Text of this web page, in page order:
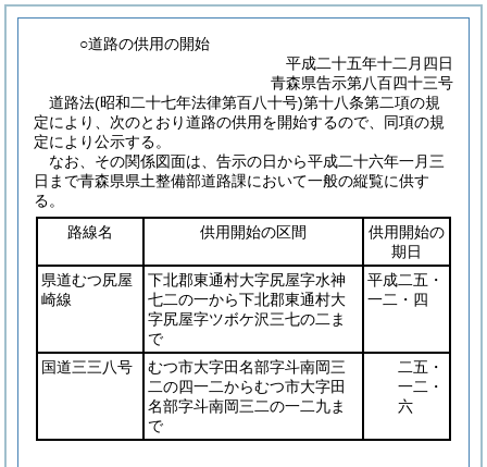
○道路の供用の開始
平成二十五年十二月四日
青森県告示第八百四十三号
道路法(昭和二十七年法律第百八十号)第十八条第二項の規
定により、次のとおり道路の供用を開始するので、同項の規
定により公示する。
なお、その関係図面は、告示の日から平成二十六年一月三
日まで青森県県土整備部道路課において一般の縦覧に供す
る。
路線名
供用開始の区間
供用開始の
期日
県道むつ尻屋
崎線
下北郡東通村大字尻屋字水神
七二の一から下北郡東通村大
字尻屋字ツボケ沢三七の二ま
で
平成二五・
一二・四
国道三三八号
むつ市大字田名部字斗南岡三
二の四一二からむつ市大字田
名部字斗南岡三二の一二九ま
で
二五・
一二・
六